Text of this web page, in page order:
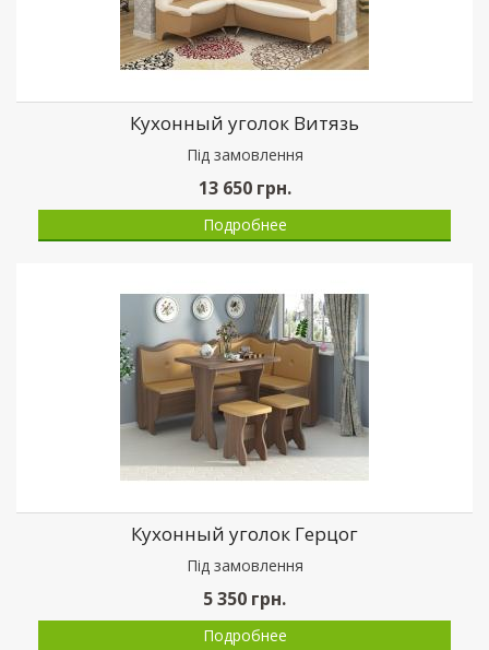
Кухонный уголок Витязь
Пiд замовлення
13 650грн.
Подробнее
Кухонный уголок Герцог
Пiд замовлення
5 350 грн.
Подробнее